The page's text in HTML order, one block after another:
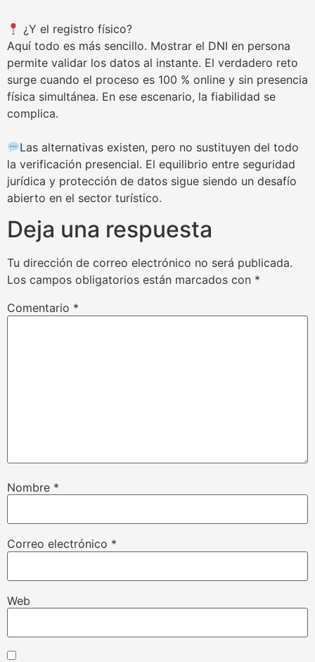
¿Y el registro físico?
Aquí todo es más sencillo. Mostrar el DNI en persona
permite validar los datos al instante. El verdadero reto
surge cuando el proceso es 100 % online y sin presencia
física simultánea. En ese escenario, la fiabilidad se
complica.
Las alternativas existen, pero no sustituyen del todo
la verificación presencial. El equilibrio entre seguridad
jurídica y protección de datos sigue siendo un desafío
abierto en el sector turístico.
Deja una respuesta
Tu dirección de correo electrónico no será publicada.
Los campos obligatorios están marcados con *
Comentario *
Nombre *
Correo electrónico *
Web